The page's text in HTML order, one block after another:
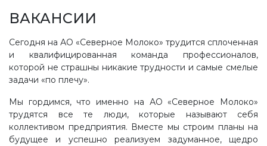
ВАКАНСИИ
Сегодня на АО «Северное Молоко» трудится сплоченная
и квалифицированная команда профессионалов,
которой не страшны никакие трудности и самые смелые
задачи «по плечу».
Мы гордимся, что именно на АО «Северное Молоко»
трудятся все те люди, которые называют себя
коллективом предприятия. Вместе мы строим планы на
будущее и успешно реализуем задуманное, щедро